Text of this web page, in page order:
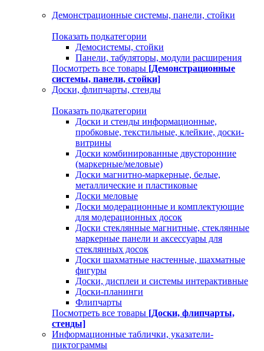
Демонстрационные системы, панели, стойки
Показать подкатегории
Демосистемы, стойки
Панели, табуляторы, модули расширения
Посмотреть все товары [Демонстрационные
системы, панели, стойки]
Доски, флипчарты, стенды
Показать подкатегории
Доски и стенды информационные,
пробковые, текстильные, клейкие, доски-
витрины
Доски комбинированные двусторонние
(маркерные/меловые)
Доски магнитно-маркерные, белые,
металлические и пластиковые
Доски меловые
Доски модерационные и комплектующие
для модерационных досок
Доски стеклянные магнитные, стеклянные
маркерные панели и аксессуары для
стеклянных досок
Доски шахматные настенные, шахматные
фигуры
Доски, дисплеи и системы интерактивные
Доски-планинги
Флипчарты
Посмотреть все товары [Доски, флипчарты,
стенды]
Информационные таблички, указатели-
пиктограммы